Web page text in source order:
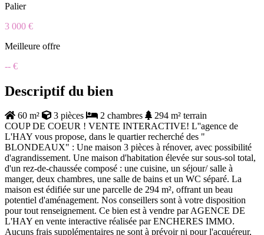
Palier
3 000 €
Meilleure offre
-- €
Descriptif du bien
60 m² 3 pièces 2 chambres
294 m² terrain
COUP DE COEUR ! VENTE INTERACTIVE! L''agence de
L'HAY vous propose, dans le quartier recherché des "
BLONDEAUX" : Une maison 3 pièces à rénover, avec possibilité
d'agrandissement. Une maison d'habitation élevée sur sous-sol total,
d'un rez-de-chaussée composé : une cuisine, un séjour/ salle à
manger, deux chambres, une salle de bains et un WC séparé. La
maison est édifiée sur une parcelle de 294 m², offrant un beau
potentiel d'aménagement. Nos conseillers sont à votre disposition
pour tout renseignement. Ce bien est à vendre par AGENCE DE
L'HAY en vente interactive réalisée par ENCHERES IMMO.
Aucuns frais supplémentaires ne sont à prévoir ni pour l'acquéreur,